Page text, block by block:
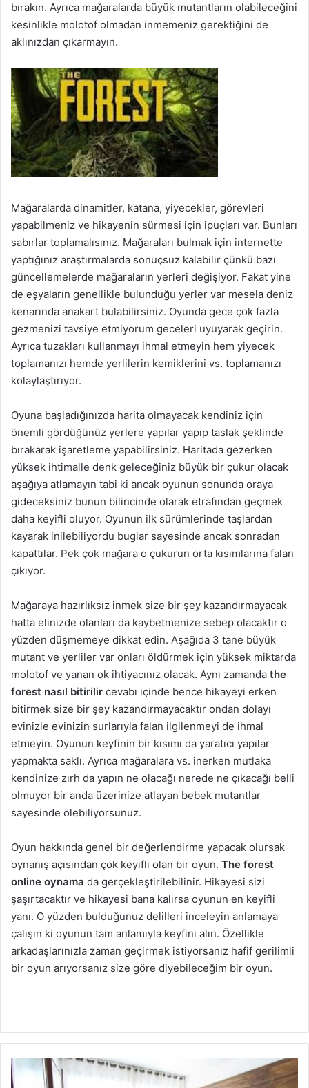
bırakın. Ayrıca mağaralarda büyük mutantların olabileceğini
kesinlikle molotof olmadan inmemeniz gerektiğini de
aklınızdan çıkarmayın.
Mağaralarda dinamitler, katana, yiyecekler, görevleri
yapabilmeniz ve hikayenin sürmesi için ipuçları var. Bunları
sabırlar toplamalısınız. Mağaraları bulmak için internette
yaptığınız araştırmalarda sonuçsuz kalabilir çünkü bazı
güncellemelerde mağaraların yerleri değişiyor. Fakat yine
de eşyaların genellikle bulunduğu yerler var mesela deniz
kenarında anakart bulabilirsiniz. Oyunda gece çok fazla
gezmenizi tavsiye etmiyorum geceleri uyuyarak geçirin.
Ayrıca tuzakları kullanmayı ihmal etmeyin hem yiyecek
toplamanızı hemde yerlilerin kemiklerini vs. toplamanızı
kolaylaştırıyor.
Oyuna başladığınızda harita olmayacak kendiniz için
önemli gördüğünüz yerlere yapılar yapıp taslak şeklinde
bırakarak işaretleme yapabilirsiniz. Haritada gezerken
yüksek ihtimalle denk geleceğiniz büyük bir çukur olacak
aşağıya atlamayın tabi ki ancak oyunun sonunda oraya
gideceksiniz bunun bilincinde olarak etrafından geçmek
daha keyifli oluyor. Oyunun ilk sürümlerinde taşlardan
kayarak inilebiliyordu buglar sayesinde ancak sonradan
kapattılar. Pek çok mağara o çukurun orta kısımlarına falan
çıkıyor.
Mağaraya hazırlıksız inmek size bir şey kazandırmayacak
hatta elinizde olanları da kaybetmenize sebep olacaktır o
yüzden düşmemeye dikkat edin. Aşağıda 3 tane büyük
mutant ve yerliler var onları öldürmek için yüksek miktarda
molotof ve yanan ok ihtiyacınız olacak. Aynı zamanda the
forest nasıl bitirilir cevabı içinde bence hikayeyi erken
bitirmek size bir şey kazandırmayacaktır ondan dolayı
evinizle evinizin surlarıyla falan ilgilenmeyi de ihmal
etmeyin. Oyunun keyfinin bir kısımı da yaratıcı yapılar
yapmakta saklı. Ayrıca mağaralara vs. inerken mutlaka
kendinize zırh da yapın ne olacağı nerede ne çıkacağı belli
olmuyor bir anda üzerinize atlayan bebek mutantlar
sayesinde ölebiliyorsunuz.
Oyun hakkında genel bir değerlendirme yapacak olursak
oynanış açısından çok keyifli olan bir oyun. The forest
online oynama da gerçekleştirilebilinir. Hikayesi sizi
şaşırtacaktır ve hikayesi bana kalırsa oyunun en keyifli
yanı. O yüzden bulduğunuz delilleri inceleyin anlamaya
çalışın ki oyunun tam anlamıyla keyfini alın. Özellikle
arkadaşlarınızla zaman geçirmek istiyorsanız hafif gerilimli
bir oyun arıyorsanız size göre diyebileceğim bir oyun.
Oturma
Odası